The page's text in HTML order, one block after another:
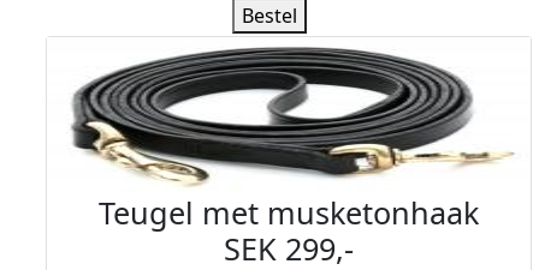
Bestel
Teugel met musketonhaak
SEK 299,-